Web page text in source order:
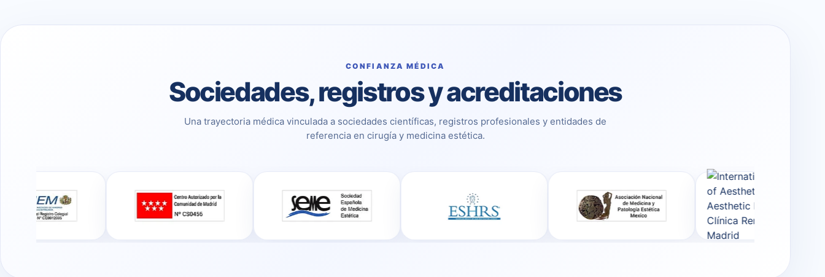
CONFIANZA MÉDICA
Sociedades, registros y acreditaciones
Una trayectoria médica vinculada a sociedades científicas, registros profesionales y entidades de
referencia en cirugía y medicina estética.